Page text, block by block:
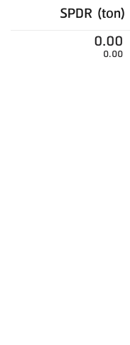
SPDR (ton)
0.00
0.00